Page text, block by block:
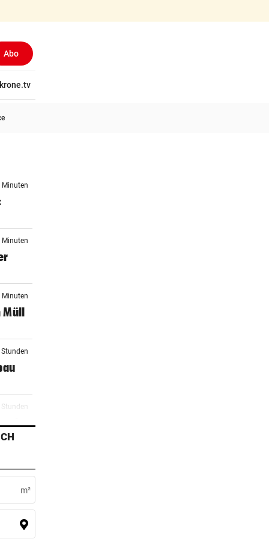
Abo
krone.tv
Minuten
Minuten
Minuten
Stunden
m²